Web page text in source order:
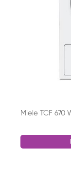
Miele TCF 670